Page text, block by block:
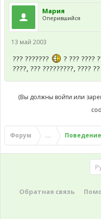
Мария
Оперившийся
13 май 2003
??? ???????
? ??? ????
????, ??? ?????????, ????
(Вы должны войти или
Форум ... Поведение
Обратная связь